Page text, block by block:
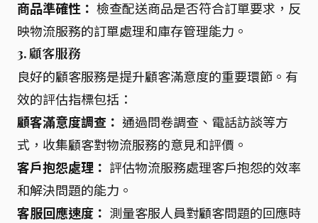
商品準確性： 檢查配送商品是否符合訂單要求，反
映物流服務的訂單處理和庫存管理能力。
3. 顧客服務
良好的顧客服務是提升顧客滿意度的重要環節。有
效的評估指標包括：
顧客滿意度調查： 通過問卷調查、電話訪談等方
式，收集顧客對物流服務的意見和評價。
客戶抱怨處理： 評估物流服務處理客戶抱怨的效率
和解決問題的能力。
客服回應速度： 測量客服人員對顧客問題的回應時